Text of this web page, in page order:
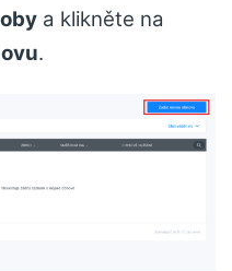
a klikněte na
.